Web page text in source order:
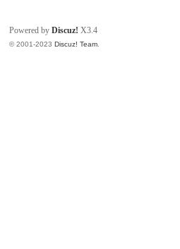
Powered byDiscuz! X3.4
© 2001-2023Discuz! Team